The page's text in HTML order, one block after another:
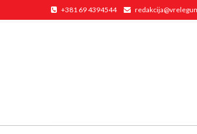
+381 69 4394544